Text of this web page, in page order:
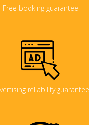
Free booking guarantee
reliability guarantee